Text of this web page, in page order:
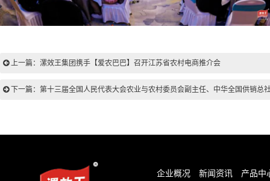
上一篇：漯效王集团携手【爱农巴巴】召开江苏省农村电商推介会
下一篇：第十三届全国人民代表大会农业与农村委员会副主任、中华全国供销总
企业概况 新闻资讯 产品中